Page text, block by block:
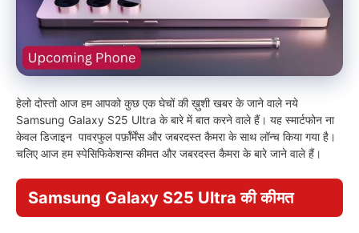
हेलो दोस्तो आज हम आपको कुछ एक घेचों की ख़ुशी खबर के जाने वाले नये
Samsung Galaxy S25 Ultra के बारे में बात करने वाले हैं। यह स्मार्टफोन ना
केवल डिजाइन पावरफुल पर्फ़ॉर्मेंस और जबरदस्त कैमरा के साथ लॉन्च किया गया है।
चलिए आज हम स्पेसिफिकेशन्स कीमत और जबरदस्त कैमरा के बारे जाने वाले हैं।
Samsung Galaxy S25 Ultra की कीमत